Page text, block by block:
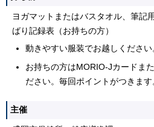
ヨガマットまたはバスタオル、筆記
ばり記録表（お持ちの方）
動きやすい服装でお越しください
お持ちの方はMORIO-Jカードま
ださい。毎回ポイントがつきます
主催